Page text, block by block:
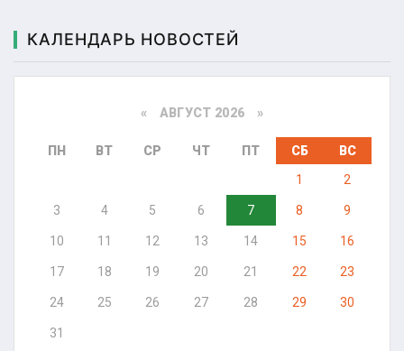
КАЛЕНДАРЬ НОВОСТЕЙ
« АВГУСТ 2026 »
ПН ВТ СР ЧТ ПТ СБ
ВС
1
2
3 4 5 6 7 8 9
10 11 12 13 14 15 16
17 18 19 20 21 22 23
24 25 26 27 28 29 30
31